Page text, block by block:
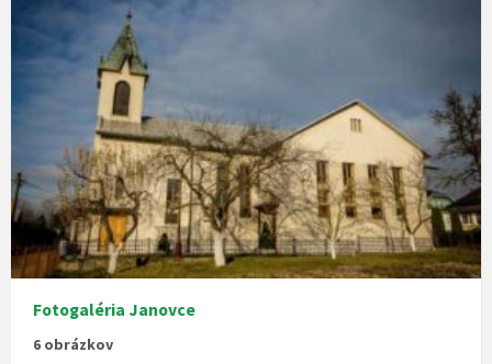
Fotogaléria Janovce
6 obrázkov